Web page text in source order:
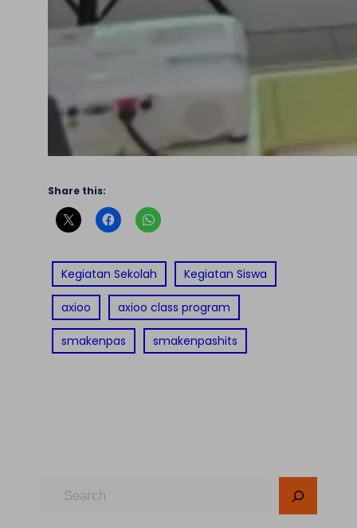
Share this:
Kegiatan Sekolah Kegiatan Siswa
axioo axioo class program
smakenpas smakenpashits